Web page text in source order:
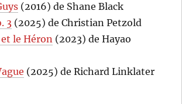
(2016) de Shane Black
3 (2025) de Christian Petzold
le Héron (2023) de Hayao
(2025) de Richard Linklater